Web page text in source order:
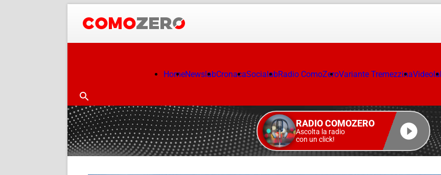
HomeNewslabCronacaSocialabRadio ComoZeroVariante Tremezzina
RADIO COMOZERO
Ascolta la radio
con un click!